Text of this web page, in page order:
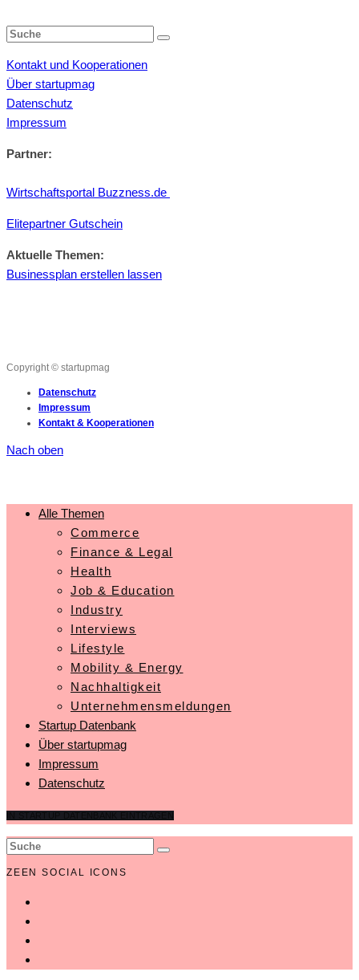
Kontakt und Kooperationen
Über startupmag
Datenschutz
Impressum
Partner:
Wirtschaftsportal Buzzness.de
Elitepartner Gutschein
Aktuelle Themen:
Businessplan erstellen lassen
Copyright © startupmag
Datenschutz
Impressum
Kontakt & Kooperationen
Nach oben
Alle Themen
Commerce
Finance & Legal
Health
Job & Education
Industry
Interviews
Lifestyle
Mobility & Energy
Nachhaltigkeit
Unternehmensmeldungen
Startup Datenbank
Über startupmag
Impressum
Datenschutz
ZEEN SOCIAL ICONS